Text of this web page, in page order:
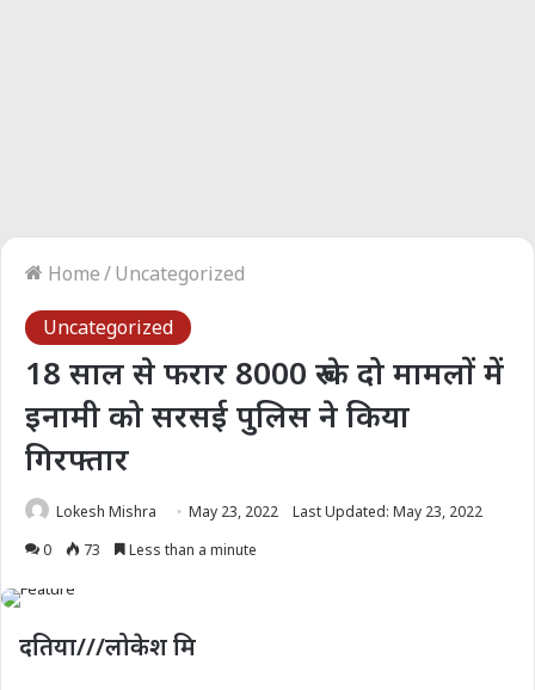
Home/Uncategorized
Uncategorized
18 साल से फरार 8000 रु के दो मामलों में
इनामी को सरसई पुलिस ने किया
गिरफ्तार
Lokesh Mishra May 23, 2022
Last Updated: May 23, 2022
0
73 Less than a minute
दतिया///लोकेश मि